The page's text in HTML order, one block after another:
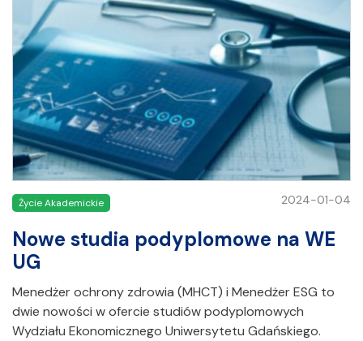
Życie Akademickie 2024-01-04
Nowe studia podyplomowe na WE
UG
Menedżer ochrony zdrowia (MHCT) i Menedżer ESG to
dwie nowości w ofercie studiów podyplomowych
Wydziału Ekonomicznego Uniwersytetu Gdańskiego.